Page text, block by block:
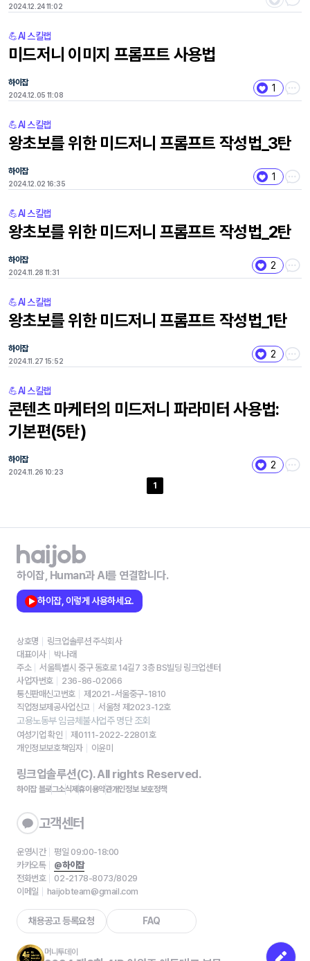
2024.12.24 11:02
💪AI 스킬랩
미드저니 이미지 프롬프트 사용법
하이잡
2024.12.05 11:08
1
💪AI 스킬랩
왕초보를 위한 미드저니 프롬프트 작성법_3탄
하이잡
2024.12.02 16:35
1
💪AI 스킬랩
왕초보를 위한 미드저니 프롬프트 작성법_2탄
하이잡
2024.11.28 11:31
2
💪AI 스킬랩
왕초보를 위한 미드저니 프롬프트 작성법_1탄
하이잡
2024.11.27 15:52
2
💪AI 스킬랩
콘텐츠 마케터의 미드저니 파라미터 사용법:
기본편(5탄)
하이잡
2024.11.26 10:23
2
1
하이잡, Human과 AI를 연결합니다.
하이잡, 이렇게 사용하세요.
상호명
링크업솔루션 주식회사
대표이사
박나래
주소
서울특별시 중구 동호로 14길7 3층 BS빌딩 링크업센터
사업자번호
236-86-02066
통신판매신고번호
제2021-서울중구-1810
직업정보제공사업신고
서울청 제2023-12호
고용노동부 임금체불사업주 명단 조회
여성기업 확인
제0111-2022-22801호
개인정보보호책임자
이윤미
링크업솔루션(C). All rights Reserved.
하이잡 블로그소식제휴이용약관개인정보 보호정책
고객센터
운영시간
평일 09:00-18:00
카카오톡
@하이잡
전화번호
02-2178-8073/8029
이메일
haijobteam@gmail.com
채용공고 등록요청 FAQ
머니투데이